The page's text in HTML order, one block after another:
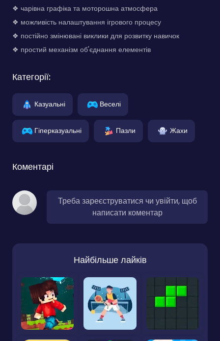
❖ чарівна графіка та моторошна атмосфера
❖ можливість налаштування ігрового процесу
❖ постійно змінювані виклики для розвитку навичок
❖ простий механізм об'єднання елементів
Категорії:
Казуальні Веселі
Гіперказуальні Пазли Жахи
Коментарі
Треба зареєструватися чи увійти, щоб
написати коментар
Найбільше лайків